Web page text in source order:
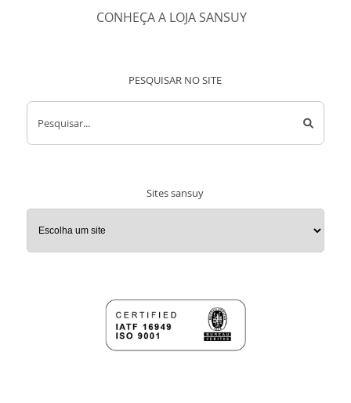
CONHEÇA A LOJA SANSUY
PESQUISAR NO SITE
Pesquisar...
Sites sansuy